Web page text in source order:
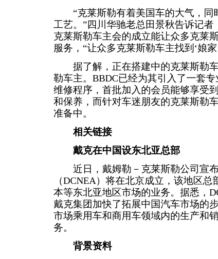
“克莱斯勒有着美国车的大气，同
工艺。”四川华驰老总田景秋告诉记者
克莱斯勒车主会的成立能让众多克莱
服务，“让众多克莱斯勒车主找到‘娘
据了解，正在搭建中的克莱斯勒车
勒车主。BBDC已经为其引入了一套
维修程序，首批加入的会员能够享受
和保养，而针对车迷朋友的克莱斯勒
准备中。
相关链接
戴克在中国设东北亚总部
近日，戴姆勒－克莱斯勒公司宣布
（DCNEA）将在北京成立，该地区
本等东北亚地区市场的业务。据悉，
戴克集团加快了拓展中国汽车市场的
市场乘用车和商用车领域内的生产和
务。
背景资料